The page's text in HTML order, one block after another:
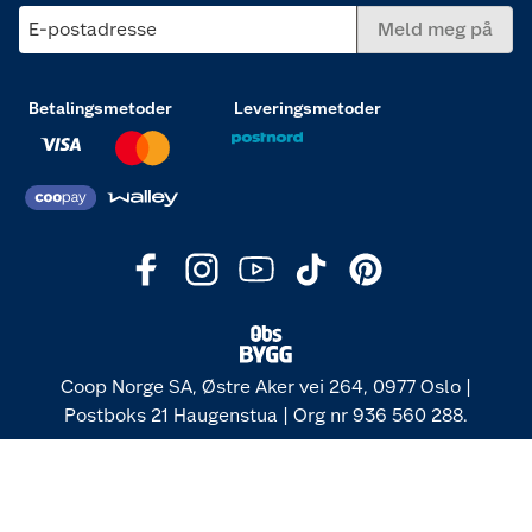
E-postadresse Meld meg på
Betalingsmetoder Leveringsmetoder
Coop Norge SA, Østre Aker vei 264, 0977 Oslo |
Postboks 21 Haugenstua | Org nr 936 560 288.